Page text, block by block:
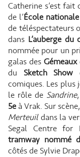
Catherine s’est
de l’École
de téléspectateurs
dans L’auberge du
nommée pour un
galas desGémeaux
du Sketch Show
comiques. Les plus
le rôle de Sandrine
5eà Vrak. Sur
Merteuildans la
Segal Centre for
tramway nommé
côtés de Sylvie